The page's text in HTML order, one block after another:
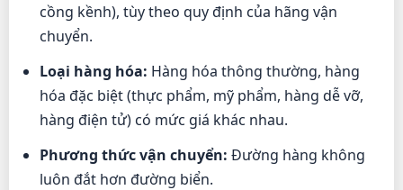
cồng kềnh), tùy theo quy định của hãng vận
chuyển.
Loại hàng hóa: Hàng hóa thông thường, hàng
hóa đặc biệt (thực phẩm, mỹ phẩm, hàng dễ vỡ,
hàng điện tử) có mức giá khác nhau.
Phương thức vận chuyển: Đường hàng không
luôn đắt hơn đường biển.